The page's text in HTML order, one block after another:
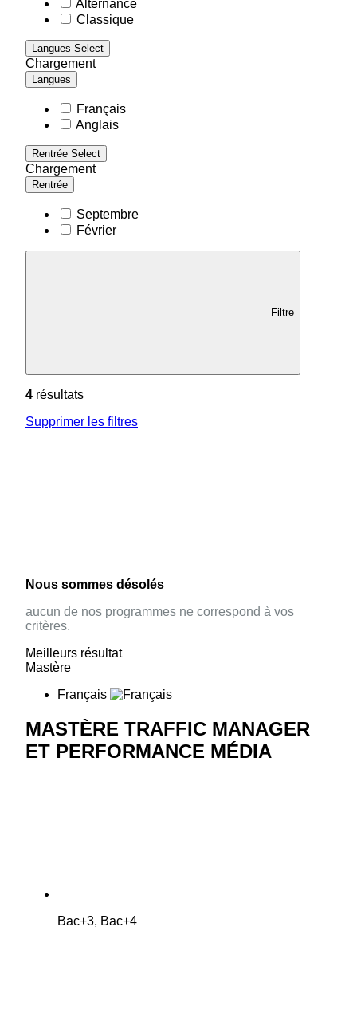
Alternance
Classique
Langues Select
Chargement
Langues
Français
Anglais
Rentrée Select
Chargement
Rentrée
Septembre
Février
Filtre
4 résultats
Supprimer les filtres
Nous sommes désolés
aucun de nos programmes ne correspond à vos
critères.
Meilleurs résultat
Mastère
Français
MASTÈRE TRAFFIC MANAGER
ET PERFORMANCE MÉDIA
Bac+3, Bac+4